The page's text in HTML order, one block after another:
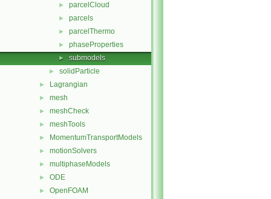
► parcelCloud
► parcels
► parcelThermo
► phaseProperties
► submodels
► solidParticle
► Lagrangian
► mesh
► meshCheck
► meshTools
► MomentumTransportModels
► motionSolvers
► multiphaseModels
► ODE
► OpenFOAM